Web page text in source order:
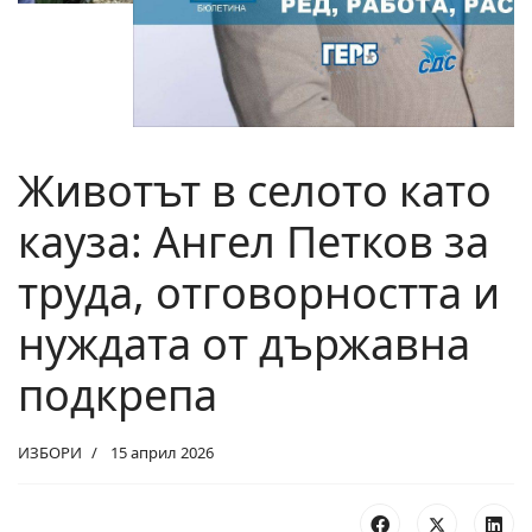
Животът в селото като
кауза: Ангел Петков за
труда, отговорността и
нуждата от държавна
подкрепа
ИЗБОРИ 15 април 2026